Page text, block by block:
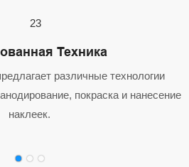
Техника
различные технологии
покраска и нанесение
наклеек.